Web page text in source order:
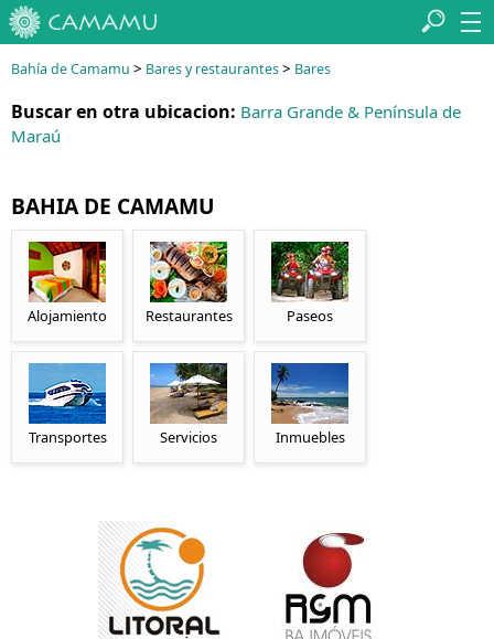
Bahía de Camamu > Bares y restaurantes> Bares
Buscar en otra ubicacion: Barra Grande & Península de
Maraú
BAHIA DE CAMAMU
Alojamiento Restaurantes Paseos
Transportes Servicios Inmuebles